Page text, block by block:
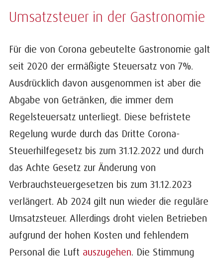
Umsatzsteuer in der Gastronomie
Für die von Corona gebeutelte Gastronomie galt
seit 2020 der ermäßigte Steuersatz von 7%.
Ausdrücklich davon ausgenommen ist aber die
Abgabe von Getränken, die immer dem
Regelsteuersatz unterliegt. Diese befristete
Regelung wurde durch das Dritte Corona-
Steuerhilfegesetz bis zum 31.12.2022 und durch
das Achte Gesetz zur Änderung von
Verbrauchsteuergesetzen bis zum 31.12.2023
verlängert. Ab 2024 gilt nun wieder die reguläre
Umsatzsteuer. Allerdings droht vielen Betrieben
aufgrund der hohen Kosten und fehlendem
Personal die Luft auszugehen. Die Stimmung